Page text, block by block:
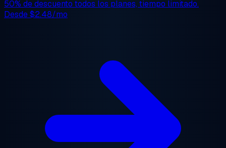
50% de descuento todos los planes, tiempo limitado.
Desde$2.48/mo